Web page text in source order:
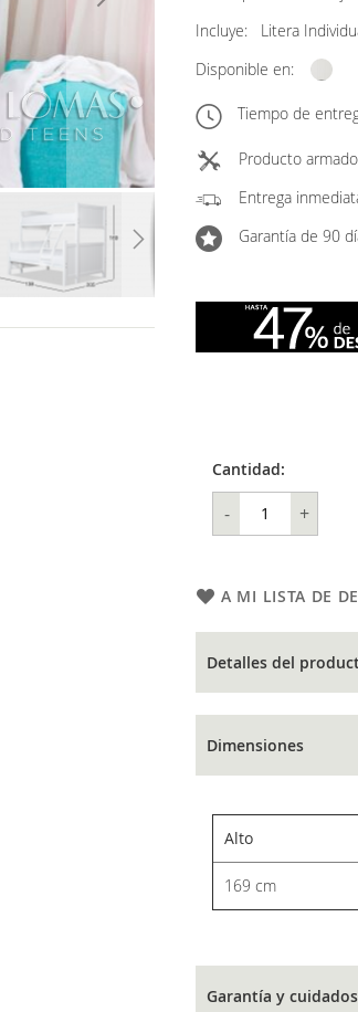
Incluye:
Litera
Disponible en:
Tiempo de
Producto
Entrega
Garantía de 90
Cantidad:
- +
A MI LISTA DE
Detalles del
Dimensiones
Alto
169 cm
Garantía y cuidados